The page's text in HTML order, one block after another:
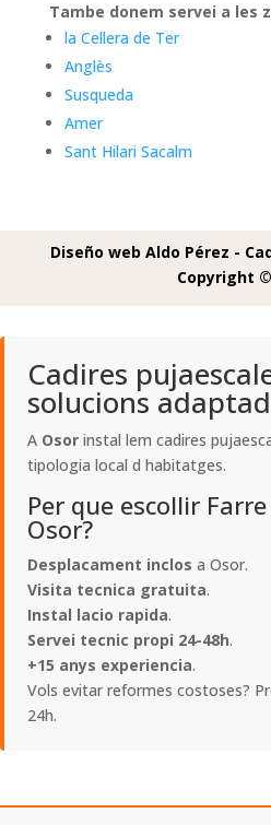
Tambe donem servei a les
la Cellera de Ter
Anglès
Susqueda
Amer
Sant Hilari Sacalm
Diseño web Aldo Pérez -
Copyright
Cadires
solucions
A Osor instal lem cadires
tipologia local d habitatges.
Per que escollir
Osor?
Desplacament inclos a Osor.
Visita tecnica gratuita.
Instal lacio rapida.
Servei tecnic propi 24-48h.
+15 anys experiencia.
Vols evitar reformes costoses?
24h.